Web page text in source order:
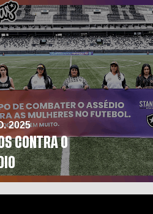
2025
CONTRA O